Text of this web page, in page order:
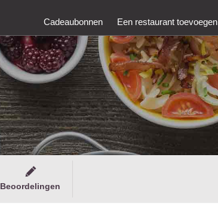
Cadeaubonnen Een restaurant toevoegen
Beoordelingen